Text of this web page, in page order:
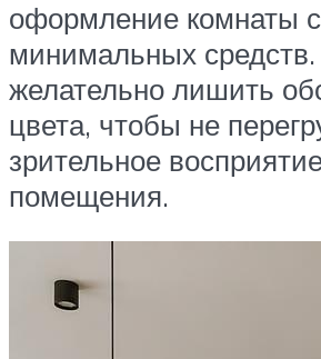
оформление комнаты
минимальных
желательно лишить
цвета, чтобы не
зрительное
помещения.